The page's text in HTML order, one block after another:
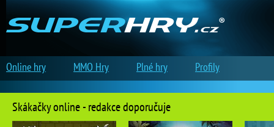
Skákačky online - redakce doporučuje
Online hry MMO Hry Plné hry Profily